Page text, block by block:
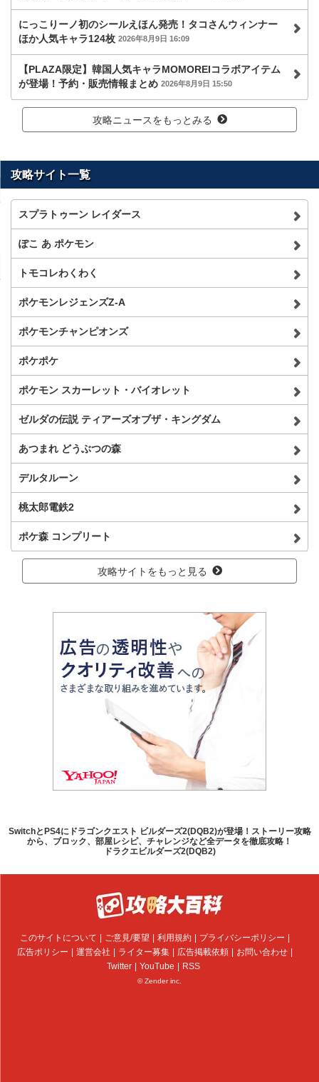
にっこりーノ初のシールえほん発売！タコさんウィンナー
ほか人気キャラ124枚 2026年8月9日 16:09
【PLAZA限定】韓国人気キャラMOMOREIコラボアイテム
が登場！予約・販売情報まとめ 2026年8月9日 15:50
攻略ニュースをもっとみる
攻略サイト一覧
スプラトゥーン レイダース
ぽこ あ ポケモン
トモコレわくわく
ポケモンレジェンズZ-A
ポケモンチャンピオンズ
ポケポケ
ポケモン スカーレット・バイオレット
ゼルダの伝説 ティアーズオブザ・キングダム
あつまれ どうぶつの森
デルタルーン
桃太郎電鉄2
ポケ森 コンプリート
攻略サイトをもっと見る
SwitchとPS4にドラゴンクエスト ビルダーズ2(DQB2)が登場！ストーリー攻略
から、ブロック、部屋レシピ、チャレンジなど全データを徹底攻略！
ドラクエビルダーズ2(DQB2)
このサイトについて ご意見/要望 利用規約
プライバシーポリシー
広告ポリシー
運営会社 ライター募集 広告掲載依頼
お問い合わせ
Twitter
YouTube RSS
© Zender inc.